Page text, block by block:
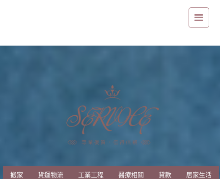
搬家 貨運物流 工業工程 醫療相關 貸款 居家生活